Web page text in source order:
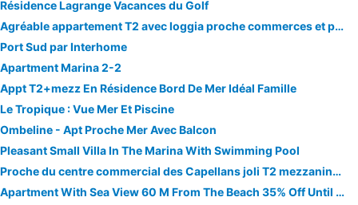
Résidence Lagrange Vacances du Golf
Agréable appartement T2 avec loggia proche commerces et plage - 4ALB24
Port Sud par Interhome
Apartment Marina 2-2
Appt T2+mezz En Résidence Bord De Mer Idéal Famille
Le Tropique : Vue Mer Et Piscine
Ombeline - Apt Proche Mer Avec Balcon
Pleasant Small Villa In The Marina With Swimming Pool
Proche du centre commercial des Capellans joli T2 mezzanine avec parking - 4OLI76
Apartment With Sea View 60 M From The Beach 35% Off Until August 6th